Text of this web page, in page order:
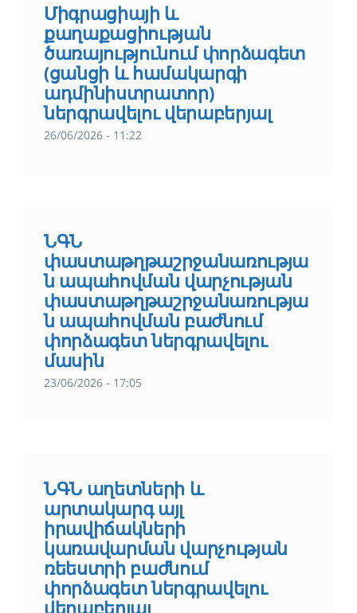
Միգրացիայի և
քաղաքացիության
ծառայությունում փորձագետ
(ցանցի և համակարգի
ադմինիստրատոր)
ներգրավելու վերաբերյալ
26/06/2026 - 11:22
ՆԳՆ
փաստաթղթաշրջանառությա
ն ապահովման վարչության
փաստաթղթաշրջանառությա
ն ապահովման բաժնում
փորձագետ ներգրավելու
մասին
23/06/2026 - 17:05
ՆԳՆ աղետների և
արտակարգ այլ
իրավիճակների
կառավարման վարչության
ռեեստրի բաժնում
փորձագետ ներգրավելու
վերաբերյալ